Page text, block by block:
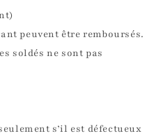
peuvent être remboursés.
soldés ne sont pas
s’il est défectueux